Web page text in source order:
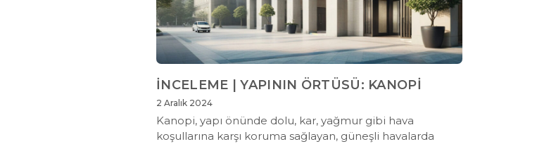
İNCELEME | YAPININ ÖRTÜSÜ: KANOPİ
2 Aralık 2024
Kanopi, yapı önünde dolu, kar, yağmur gibi hava
koşullarına karşı koruma sağlayan, güneşli havalarda